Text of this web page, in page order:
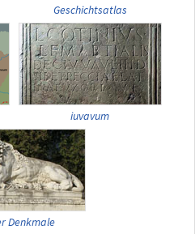
Geschichtsatlas
iuvavum
Denkmale